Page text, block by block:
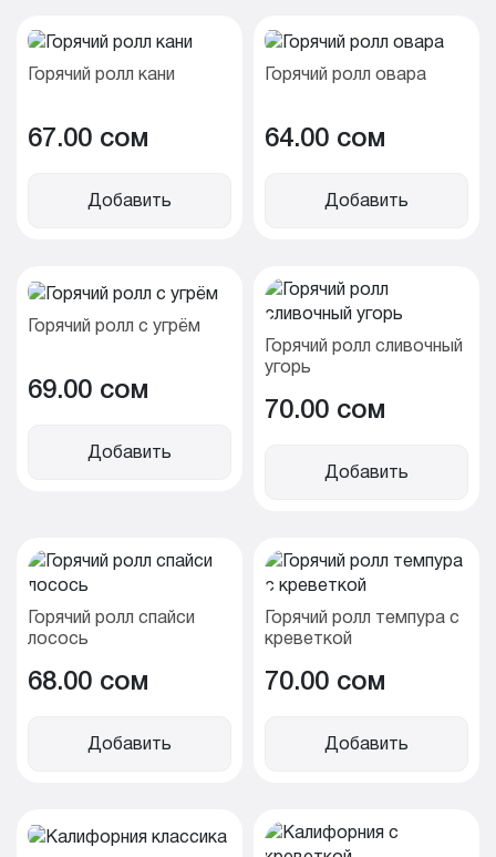
Горячий ролл кани
67.00 cом
Добавить
Горячий ролл овара
64.00 cом
Добавить
Горячий ролл с угрём
69.00 cом
Добавить
Горячий ролл сливочный
угорь
70.00 cом
Добавить
Горячий ролл спайси
лосось
68.00 cом
Добавить
Горячий ролл темпура с
креветкой
70.00 cом
Добавить